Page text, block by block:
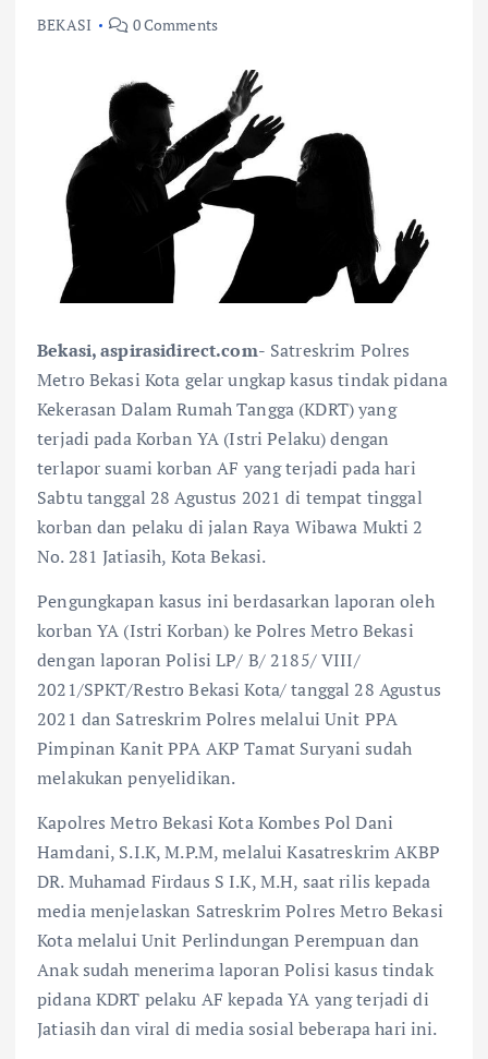
BEKASI 0 Comments
Bekasi, aspirasidirect.com- Satreskrim Polres
Metro Bekasi Kota gelar ungkap kasus tindak pidana
Kekerasan Dalam Rumah Tangga (KDRT) yang
terjadi pada Korban YA (Istri Pelaku) dengan
terlapor suami korban AF yang terjadi pada hari
Sabtu tanggal 28 Agustus 2021 di tempat tinggal
korban dan pelaku di jalan Raya Wibawa Mukti 2
No. 281 Jatiasih, Kota Bekasi.
Pengungkapan kasus ini berdasarkan laporan oleh
korban YA (Istri Korban) ke Polres Metro Bekasi
dengan laporan Polisi LP/ B/ 2185/ VIII/
2021/SPKT/Restro Bekasi Kota/ tanggal 28 Agustus
2021 dan Satreskrim Polres melalui Unit PPA
Pimpinan Kanit PPA AKP Tamat Suryani sudah
melakukan penyelidikan.
Kapolres Metro Bekasi Kota Kombes Pol Dani
Hamdani, S.I.K, M.P.M, melalui Kasatreskrim AKBP
DR. Muhamad Firdaus S I.K, M.H, saat rilis kepada
media menjelaskan Satreskrim Polres Metro Bekasi
Kota melalui Unit Perlindungan Perempuan dan
Anak sudah menerima laporan Polisi kasus tindak
pidana KDRT pelaku AF kepada YA yang terjadi di
Jatiasih dan viral di media sosial beberapa hari ini.